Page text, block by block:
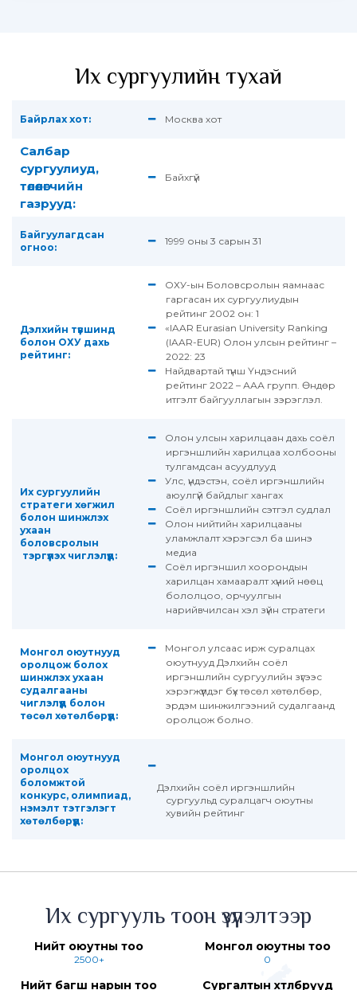
Их сургуулийн тухай
Байрлах хот: Москва хот
Салбар
сургуулиуд,
төлөөлөгчийн
газрууд:
Байхгүй
Байгуулагдсан
огноо:
1999 оны 3 сарын 31
Дэлхийн түвшинд
болон ОХУ дахь
рейтинг:
ОХУ-ын Боловсролын яамнаас
гаргасан их сургуулиудын
рейтинг 2002 он: 1
«IAAR Eurasian University Ranking
(IAAR-EUR) Олон улсын рейтинг –
2022: 23
Найдвартай түнш Үндэсний
рейтинг 2022 – ААА групп. Өндөр
итгэлт байгууллагын зэрэглэл.
Их сургуулийн
стратеги хөгжил
болон шинжлэх
ухаан
боловсролын
тэргүүлэх чиглэлүүд:
Олон улсын харилцаан дахь соёл
иргэншлийн харилцаа холбооны
тулгамдсан асуудлууд
Улс, үндэстэн, соёл иргэншлийн
аюулгүй байдлыг хангах
Соёл иргэншлийн сэтгэл судлал
Олон нийтийн харилцааны
уламжлалт хэрэгсэл ба шинэ
медиа
Соёл иргэншил хоорондын
харилцан хамааралт хүний нөөц
бололцоо, орчуулгын
нарийвчилсан хэл зүйн стратеги
Монгол оюутнууд
оролцож болох
шинжлэх ухаан
судалгааны
чиглэлүүд болон
төсөл хөтөлбөрүүд:
Монгол улсаас ирж суралцах
оюутнууд Дэлхийн соёл
иргэншлийн сургуулийн зүгээс
хэрэгжүүлдэг бүх төсөл хөтөлбөр,
эрдэм шинжилгээний судалгаанд
оролцож болно.
Монгол оюутнууд
оролцох
боломжтой
конкурс, олимпиад,
нэмэлт тэтгэлэгт
хөтөлбөрүүд:
Дэлхийн соёл иргэншлийн
сургуульд суралцагч оюутны
хувийн рейтинг
Их сургууль тоон үзүүлэлтээр
Нийт оюутны тоо
2500+
Монгол оюутны тоо
0
Нийт багш нарын тоо Сургалтын хөтөлбөрүүд